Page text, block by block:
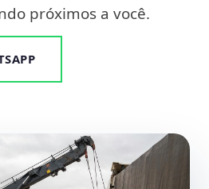
próximos a você.